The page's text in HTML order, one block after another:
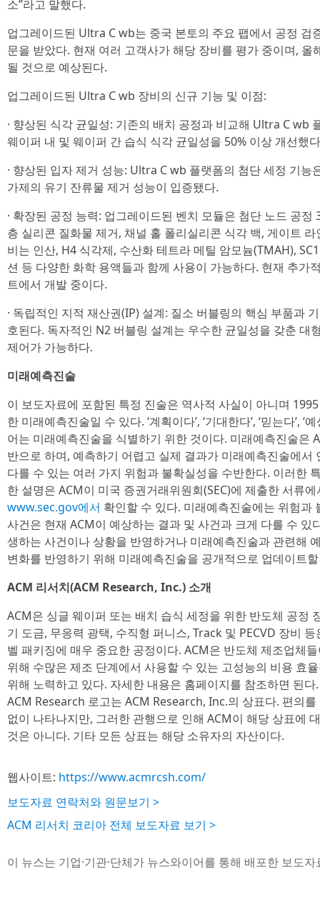
소”라고 말했다.
업그레이드된 Ultra C wb는 중국 본토의 주요 팹에서 공정 검
문을 받았다. 현재 여러 고객사가 해당 장비를 평가 중이며,
될 것으로 예상된다.
업그레이드된 Ultra C wb 장비의 신규 기능 및 이점:
· 향상된 식각 균일성: 기존의 배치 공정과 비교해 Ultra C wb
웨이퍼 내 및 웨이퍼 간 습식 식각 균일성을 50% 이상 개선했
· 향상된 입자 제거 성능: Ultra C wb 플랫폼의 첨단 세정 기능
가제의 유기 잔류물 제거 성능이 입증됐다.
· 확장된 공정 능력: 업그레이드된 벤치 모듈은 첨단 노드 공
층 실리콘 질화물 제거, 채널 홀 폴리실리콘 식각 백, 게이트
비는 인산, H4 식각제, 수산화 테트라 메틸 암모늄(TMAH),
션 등 다양한 화학 용액들과 함께 사용이 가능하다. 현재 추가
트에서 개발 중이다.
· 독립적인 지적 재산권(IP) 설계: 질소 버블링의 핵심 부품과
호된다. 독자적인 N2 버블링 설계는 우수한 균일성을 갖춘 대
제어가 가능하다.
미래예측진술
이 보도자료에 포함된 특정 진술은 역사적 사실이 아니며
한 미래예측진술일 수 있다. ‘계획이다’, ‘기대한다’, ‘믿는다’, ‘
어는 미래예측진술을 식별하기 위한 것이다. 미래예측진술은
반으로 하며, 예측하기 어렵고 실제 결과가 미래예측진술에
다를 수 있는 여러 가지 위험과 불확실성을 수반한다. 이러한
한 설명은 ACM이 미국 증권거래위원회(SEC)에 제출한 서류
www.sec.gov에서 확인할 수 있다. 미래예측진술에는 위험과
사건은 현재 ACM이 예상하는 결과 및 사건과 크게 다를 수 있
생하는 사건이나 상황을 반영하거나 미래예측진술과 관련해
변화를 반영하기 위해 미래예측진술을 공개적으로 업데이트
ACM 리서치(ACM Research, Inc.) 소개
ACM은 싱글 웨이퍼 또는 배치 습식 세정을 위한 반도체 공정
기 도금, 무응력 광택, 수직형 퍼니스, Track 및 PECVD 장비
벨 패키징에 매우 중요한 공정이다. ACM은 반도체 제조업체
위해 수많은 제조 단계에서 사용할 수 있는 고성능의 비용 효
위해 노력하고 있다. 자세한 내용은 홈페이지를 참조하면 된
ACM Research 로고는 ACM Research, Inc.의 상표다. 편의
없이 나타나지만, 그러한 관행으로 인해 ACM이 해당 상표에
것은 아니다. 기타 모든 상표는 해당 소유자의 자산이다.
웹사이트: https://www.acmrcsh.com/
보도자료 연락처와 원문보기 >
ACM 리서치 코리아 전체 보도자료 보기 >
이 뉴스는 기업·기관·단체가 뉴스와이어를 통해 배포한 보도